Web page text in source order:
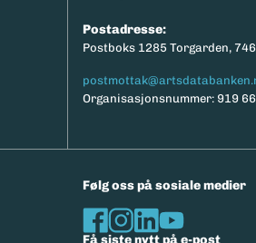
Postadresse:
Postboks 1285 Torgarden,
Organisasjonsnummer: 919
Følg oss på sosiale medier
Få siste nytt på e-post